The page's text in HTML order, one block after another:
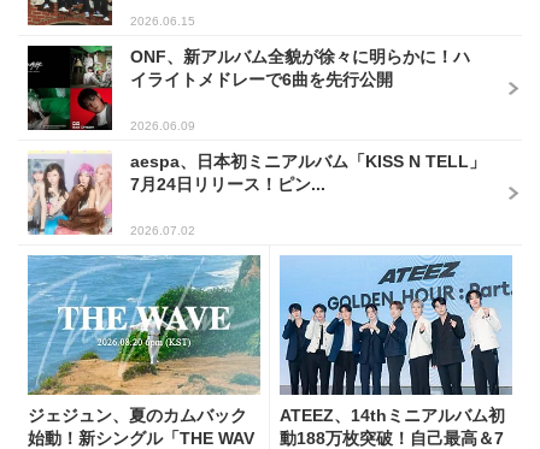
2026.06.15
ONF、新アルバム全貌が徐々に明らかに！ハ
イライトメドレーで6曲を先行公開
2026.06.09
aespa、日本初ミニアルバム「KISS N TELL」
7月24日リリース！ピン...
2026.07.02
ジェジュン、夏のカムバック
始動！新シングル「THE WAV
ATEEZ、14thミニアルバム初
動188万枚突破！自己最高＆7